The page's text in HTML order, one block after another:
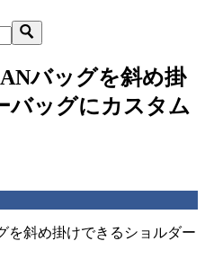
バッグを斜め掛
バッグにカスタム
を斜め掛けできるショルダー